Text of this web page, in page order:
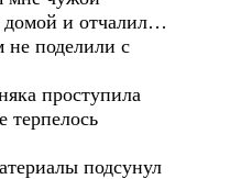
домой и отчалил…
не поделили с
проступила
терпелось
подсунул